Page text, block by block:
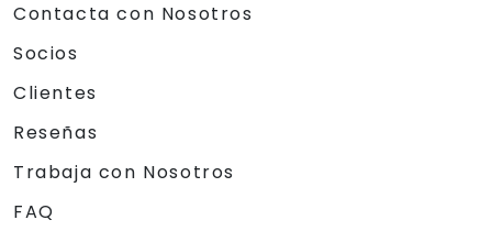
Contacta con Nosotros
Socios
Clientes
Reseñas
Trabaja con Nosotros
FAQ